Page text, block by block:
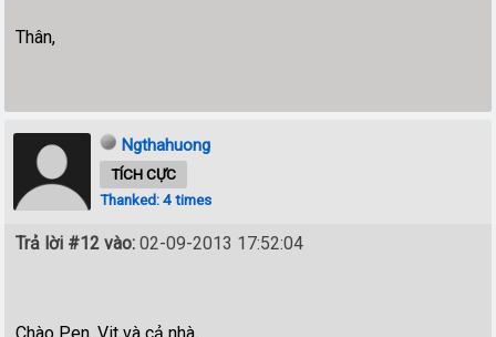
Thân,
Ngthahuong
TÍCH CỰC
Thanked: 4 times
Trả lời #12 vào: 02-09-2013 17:52:04
Chào Pen, Vit và cả nhà,